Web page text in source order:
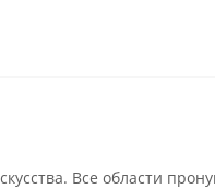
Все области